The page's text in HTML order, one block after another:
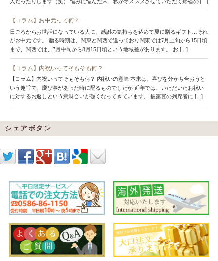
人だったりします（笑） 悩みに悩んだ末、私がオススメさせていただく帰省の […]
【コラム】お中元って何？
日ごろからお世話になっている人に、感謝の気持ちを込めて夏に贈るギフト…それ
がお中元です。 贈る時期は、関東と関西で違っており関東では7月上旬から15日頃
まで、関西では、7月中旬から8月15日頃という地域差があります。 お […]
【コラム】内祝いってそもそも何？
【コラム】内祝いってそもそも何？ 内祝いの意味 本来は、喜びを分かち合おうと
いう趣旨で、慶び事があった時に配るものでしたが 近年では、いただいたお祝い
に対するお返しという意味合いが強くなってきています。 披露宴の列席者に […]
シェアボタン